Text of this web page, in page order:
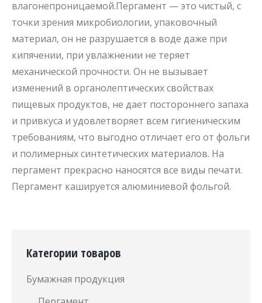
влагонепроницаемой.Пергамент — это чистый, с
точки зрения микробиологии, упаковочный
материал, он не разрушается в воде даже при
кипячении, при увлажнении не теряет
механической прочности. Он не вызывает
изменений в органолептических свойствах
пищевых продуктов, не дает постороннего запаха
и привкуса и удовлетворяет всем гигиеническим
требованиям, что выгодно отличает его от фольги
и полимерных синтетических материалов. На
пергамент прекрасно наносятся все виды печати.
Пергамент кашируется алюминиевой фольгой.
Категории товаров
Бумажная продукция